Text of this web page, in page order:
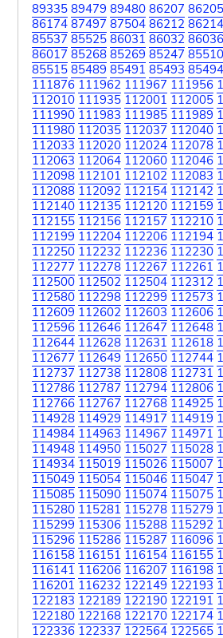
89335 89479 89480 86207 86205
86174 87497 87504 86212 86214
85537 85525 86031 86032 86036
86017 85268 85269 85247 85510
85515 85489 85491 85493 85494
111876 111962 111967 111956
112010 111935 112001 112005
111990 111983 111985 111989
111980 112035 112037 112040
112033 112020 112024 112078
112063 112064 112060 112046
112098 112101 112102 112083
112088 112092 112154 112142
112140 112135 112120 112159
112155 112156 112157 112210
112199 112204 112206 112194
112250 112232 112236 112230
112277 112278 112267 112261
112500 112502 112504 112312
112580 112298 112299 112573
112609 112602 112603 112606
112596 112646 112647 112648
112644 112628 112631 112618
112677 112649 112650 112744
112737 112738 112808 112731
112786 112787 112794 112806
112766 112767 112768 114925
114928 114929 114917 114919
114984 114963 114967 114971
114948 114950 115027 115028
114934 115019 115026 115007
115049 115054 115046 115047
115085 115090 115074 115075
115280 115281 115278 115279
115299 115306 115288 115292
115296 115286 115287 116096
116158 116151 116154 116155
116141 116206 116207 116198
116201 116232 122149 122193
122183 122189 122190 122191
122180 122168 122170 122174
122336 122337 122564 122565